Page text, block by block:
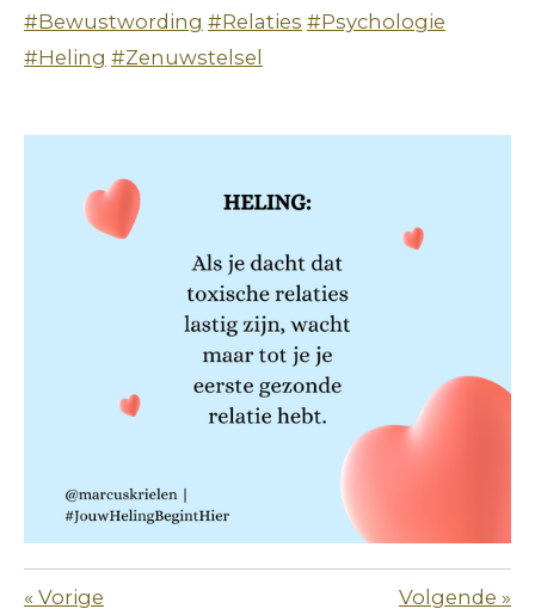
#Bewustwording #Relaties #Psychologie
#Heling #Zenuwstelsel
« Vorige Volgende »